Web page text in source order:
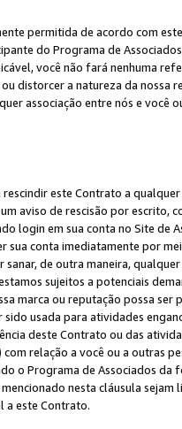
permitida de acordo com
do Programa de
você não fará nenhuma
distorcer a natureza da nossa
associação entre nós e você
este Contrato a
aviso de rescisão por escrito,
login em sua conta no Site de
sua conta imediatamente por
de outra maneira,
sujeitos a potenciais
marca ou reputação possa ser
usada para atividades
deste Contrato ou das
relação a você ou a outras
o Programa de Associados da
nesta cláusula sejam
a este Contrato.